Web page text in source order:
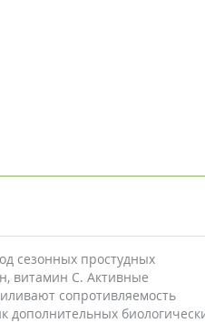
сезонных простудных
витамин С. Активные
сопротивляемость